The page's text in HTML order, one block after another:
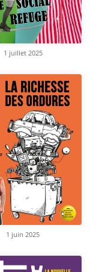
1 juillet 2025
1 juin 2025